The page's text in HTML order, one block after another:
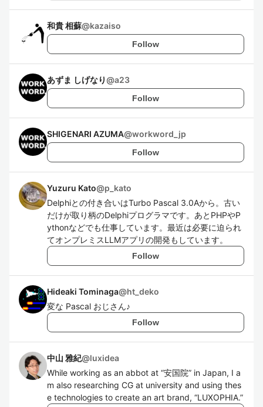
和貴 相蘇@kazaiso
Follow
あずま しげなり@a23
Follow
SHIGENARI AZUMA@workword_jp
Follow
Yuzuru Kato@p_kato
Delphiとの付き合いはTurbo Pascal 3.0Aから。古い
だけが取り柄のDelphiプログラマです。あとPHPやP
ythonなどでも仕事しています。最近は必要に迫られ
てオンプレミスLLMアプリの開発もしています。
Follow
Hideaki Tominaga@ht_deko
変な Pascal おじさん♪
Follow
中山 雅紀@luxidea
While working as an abbot at “安国院” in Japan, I a
m also researching CG at university and using thes
e technologies to create an art brand, “LUXOPHIA.”